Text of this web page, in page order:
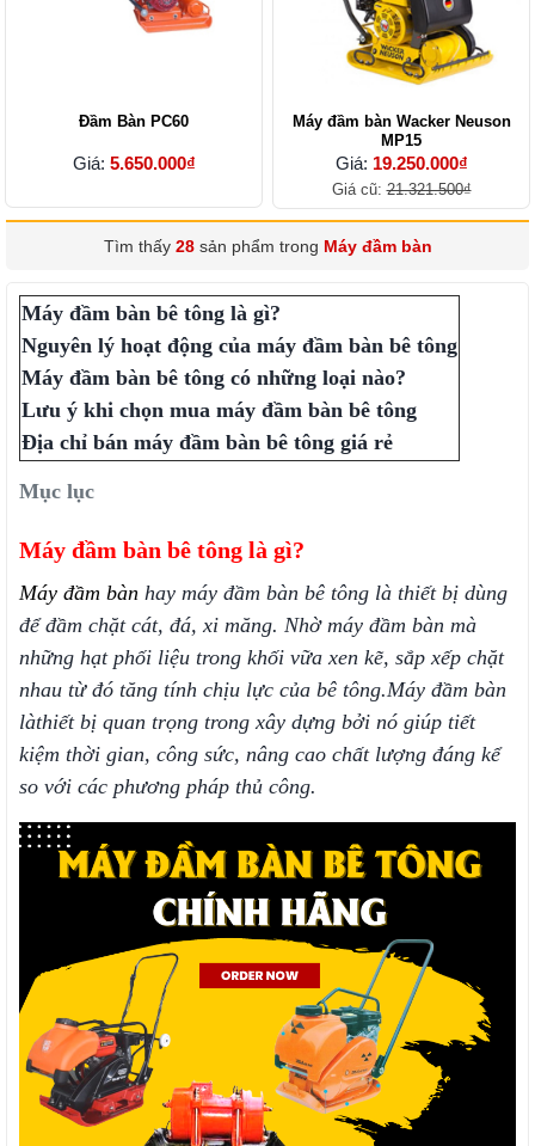
Đầm Bàn PC60
Giá: 5.650.000₫
Máy đầm bàn Wacker Neuson
MP15
Giá: 19.250.000₫
Giá cũ:21.321.500₫
Tìm thấy 28sản phẩm trong Máy đầm bàn
Mục lục
Máy đầm bàn bê tông là gì?
Nguyên lý hoạt động của máy đầm bàn bê tông
Máy đầm bàn bê tông có những loại nào?
Lưu ý khi chọn mua máy đầm bàn bê tông
Địa chỉ bán máy đầm bàn bê tông giá rẻ
Máy đầm bàn bê tông là gì?
Máy đầm bàn hay máy đầm bàn bê tông là thiết bị dùng
để đầm chặt cát, đá, xi măng. Nhờ máy đầm bàn mà
những hạt phối liệu trong khối vữa xen kẽ, sắp xếp chặt
nhau từ đó tăng tính chịu lực của bê tông.Máy đầm bàn
làthiết bị quan trọng trong xây dựng bởi nó giúp tiết
kiệm thời gian, công sức, nâng cao chất lượng đáng kể
so với các phương pháp thủ công.